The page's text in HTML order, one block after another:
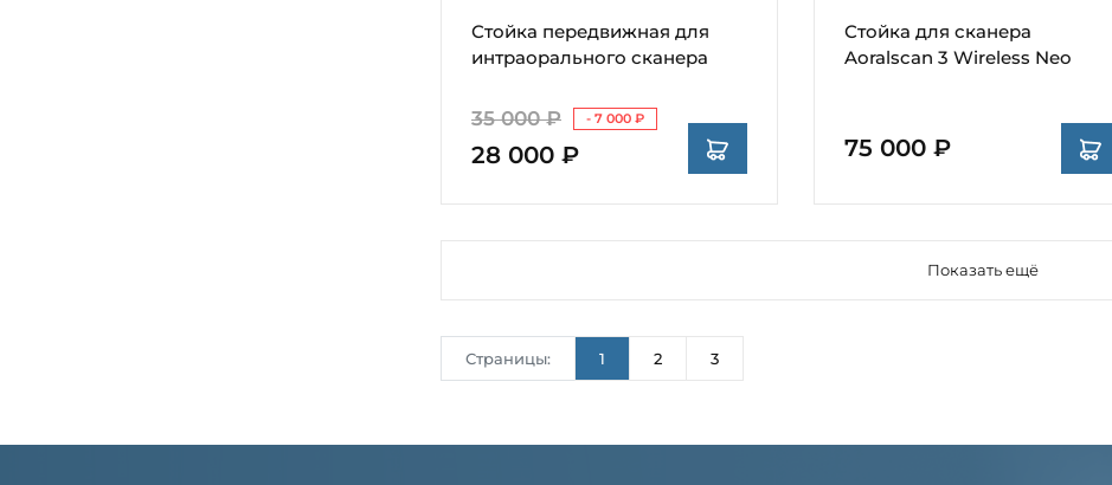
Стойка передвижная для
интраорального сканера
35 000 ₽ - 7 000 ₽
28 000 ₽
Стойка для сканера
Aoralscan 3 Wireless Neo
75 000 ₽
Показать ещё
Страницы: 1 2 3